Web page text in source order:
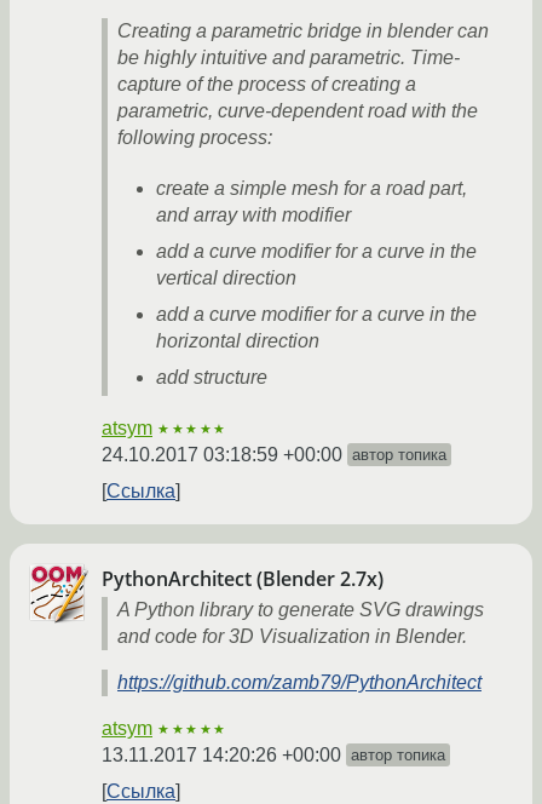
Creating a parametric bridge in blender can
be highly intuitive and parametric. Time-
capture of the process of creating a
parametric, curve-dependent road with the
following process:
create a simple mesh for a road part,
and array with modifier
add a curve modifier for a curve in the
vertical direction
add a curve modifier for a curve in the
horizontal direction
add structure
atsym ★★★★★
24.10.2017 03:18:59 +00:00 автор топика
Ссылка
PythonArchitect (Blender 2.7x)
A Python library to generate SVG drawings
and code for 3D Visualization in Blender.
https://github.com/zamb79/PythonArchitect
atsym ★★★★★
13.11.2017 14:20:26 +00:00 автор топика
Ссылка